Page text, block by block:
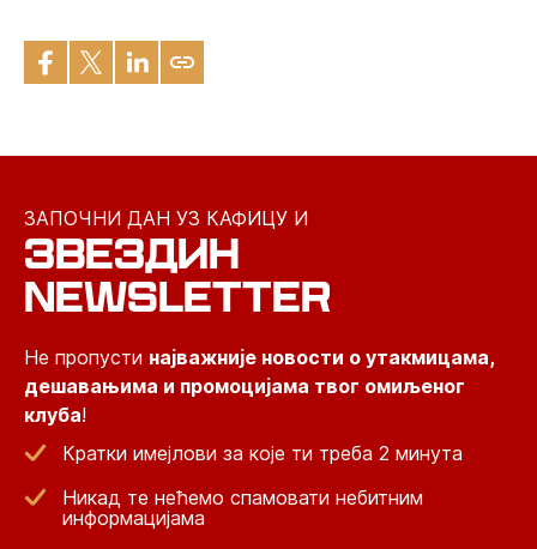
ЗАПОЧНИ ДАН УЗ КАФИЦУ И
ЗВЕЗДИН
NEWSLETTER
Не пропусти најважније новости о утакмицама,
дешавањима и промоцијама твог омиљеног
клуба!
Кратки имејлови за које ти треба 2 минута
Никад те нећемо спамовати небитним
информацијама